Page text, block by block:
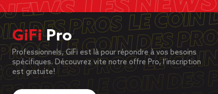
GiFiPro
Professionnels, GiFi est là pour répondre à vos besoins
spécifiques. Découvrez vite notre offre Pro, l’inscription
est gratuite!